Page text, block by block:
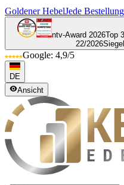
Goldener HebelJede
ntv-Award 2026Top
22/2026
Google: 4,9/5
DE
Ansicht